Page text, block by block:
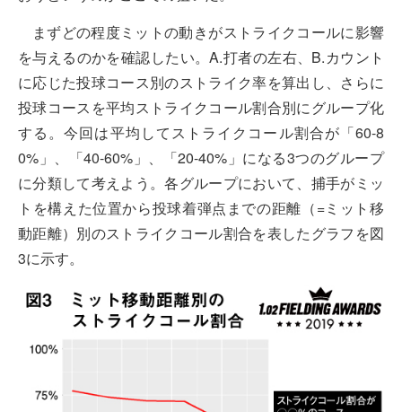
まずどの程度ミットの動きがストライクコールに影響
を与えるのかを確認したい。A.打者の左右、B.カウント
に応じた投球コース別のストライク率を算出し、さらに
投球コースを平均ストライクコール割合別にグループ化
する。今回は平均してストライクコール割合が「60-8
0%」、「40-60%」、「20-40%」になる3つのグループ
に分類して考えよう。各グループにおいて、捕手がミッ
トを構えた位置から投球着弾点までの距離（=ミット移
動距離）別のストライクコール割合を表したグラフを図
3に示す。